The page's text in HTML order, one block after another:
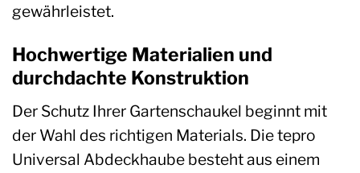
gewährleistet.
Hochwertige Materialien und
durchdachte Konstruktion
Der Schutz Ihrer Gartenschaukel beginnt mit
der Wahl des richtigen Materials. Die tepro
Universal Abdeckhaube besteht aus einem